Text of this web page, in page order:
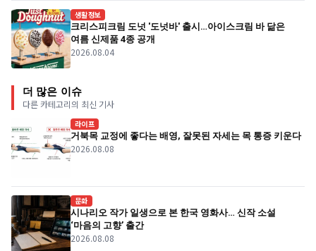
생활정보
크리스피크림 도넛 '도넛바' 출시…아이스크림 바 닮은
여름 신제품 4종 공개
2026.08.04
더 많은 이슈
다른 카테고리의 최신 기사
라이프
거북목 교정에 좋다는 배영, 잘못된 자세는 목 통증 키운다
2026.08.08
문화
시나리오 작가 일생으로 본 한국 영화사… 신작 소설
‘마음의 고향’ 출간
2026.08.08